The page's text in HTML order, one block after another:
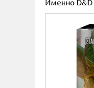
Именно D&D